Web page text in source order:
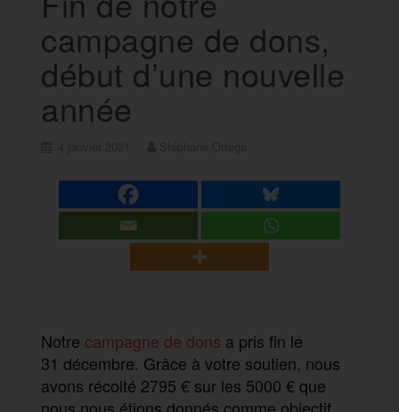
campagne de dons,
début d’une nouvelle
année
Notre campagne de dons a pris fin le
31 décembre. Grâce à votre soutien, nous
avons récolté 2795 € sur les 5000 € que
nous nous étions donnés comme objectif.